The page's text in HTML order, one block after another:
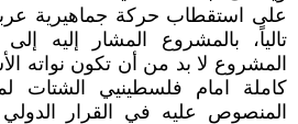
على استقطاب حركة جماهيرية
تالياً، بالمشروع المشار إليه
المشروع لا بد من أن تكون نواته
كاملة امام فلسطينيي الشتات